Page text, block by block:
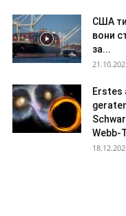
США
вони
за...
Erstes
Webb-